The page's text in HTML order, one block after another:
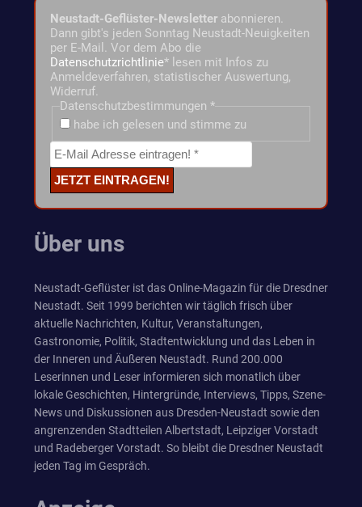
Neustadt-Geflüster-Newsletter abonnieren.
Dann gibt's jeden Sonntag Neustadt-Neuigkeiten
per E-Mail. Vor dem Abo die
Datenschutzrichtlinie* lesen mit Infos zu
Anmeldeverfahren, statistischer Auswertung,
Widerruf.
Datenschutzbestimmungen *
habe ich gelesen und stimme zu
Über uns
Neustadt-Geflüster ist das Online-Magazin für die Dresdner
Neustadt. Seit 1999 berichten wir täglich frisch über
aktuelle Nachrichten, Kultur, Veranstaltungen,
Gastronomie, Politik, Stadtentwicklung und das Leben in
der Inneren und Äußeren Neustadt. Rund 200.000
Leserinnen und Leser informieren sich monatlich über
lokale Geschichten, Hintergründe, Interviews, Tipps, Szene-
News und Diskussionen aus Dresden-Neustadt sowie den
angrenzenden Stadtteilen Albertstadt, Leipziger Vorstadt
und Radeberger Vorstadt. So bleibt die Dresdner Neustadt
jeden Tag im Gespräch.